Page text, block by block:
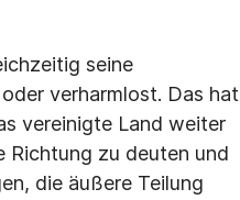
seine
verharmlost. Das hat
vereinigte Land weiter
Richtung zu deuten und
die äußere Teilung